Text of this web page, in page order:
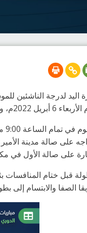
غدًا الخميس.
9:30 مساءً، إذ سيتواجه على
على صالة الأول في
الصفا والابتسام إلى